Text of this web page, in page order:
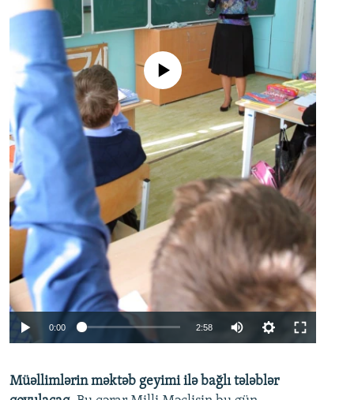
No media source currently available
0:00 2:58
360p
Müəllimlərin məktəb geyimi ilə bağlı tələblər